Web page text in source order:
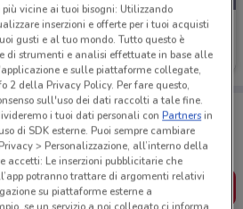
29.5 km
sempre con te!
le migliori offerte dei negozi vicino a te,
la tua lista del risparmio, comodamente
SCARICA L’APP
vicine ai tuoi bisogni: Utilizzando
inserzioni e offerte per i tuoi acquisti
gusti e al tuo mondo. Tutto questo è
di strumenti e analisi effettuate in base alle
e sulle piattaforme collegate,
2 della Privacy Policy. Per fare questo,
sull'uso dei dati raccolti a tale fine.
i tuoi dati personali conPartnersin
di SDK esterne. Puoi sempre cambiare
> Personalizzazione, all’interno della
accetti: Le inserzioni pubblicitarie che
potranno trattare di argomenti relativi
su piattaforme esterne a